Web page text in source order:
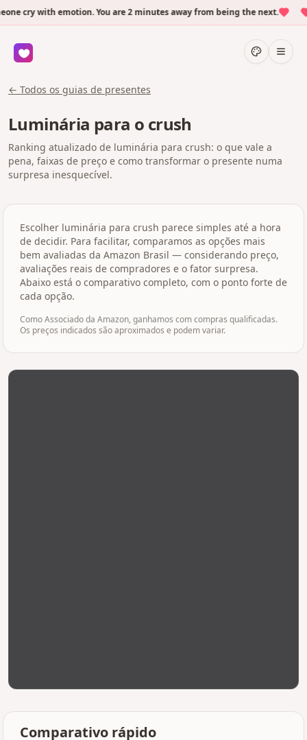
cry with emotion. You are 2 minutes away from being the next.
← Todos os guias de presentes
Luminária para o crush
Ranking atualizado de luminária para crush: o que vale a
pena, faixas de preço e como transformar o presente numa
surpresa inesquecível.
Escolher luminária para crush parece simples até a hora
de decidir. Para facilitar, comparamos as opções mais
bem avaliadas da Amazon Brasil — considerando preço,
avaliações reais de compradores e o fator surpresa.
Abaixo está o comparativo completo, com o ponto forte de
cada opção.
Como Associado da Amazon, ganhamos com compras qualificadas.
Os preços indicados são aproximados e podem variar.
Comparativo rápido